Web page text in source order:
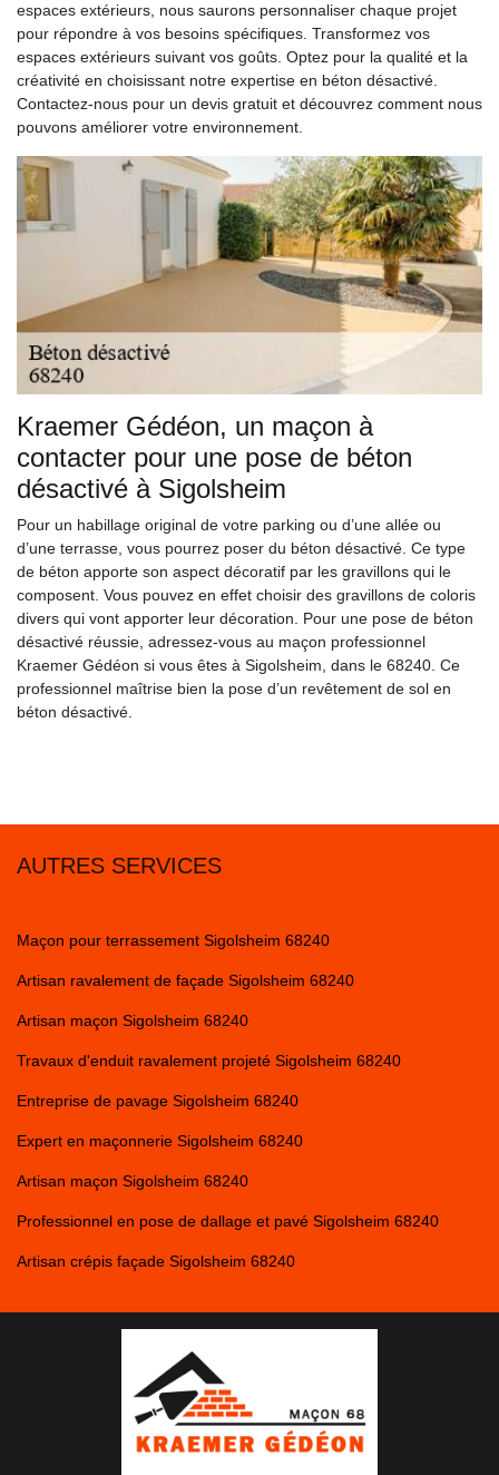
espaces extérieurs, nous saurons personnaliser chaque projet
pour répondre à vos besoins spécifiques. Transformez vos
espaces extérieurs suivant vos goûts. Optez pour la qualité et la
créativité en choisissant notre expertise en béton désactivé.
Contactez-nous pour un devis gratuit et découvrez comment nous
pouvons améliorer votre environnement.
Kraemer Gédéon, un maçon à
contacter pour une pose de béton
désactivé à Sigolsheim
Pour un habillage original de votre parking ou d’une allée ou
d’une terrasse, vous pourrez poser du béton désactivé. Ce type
de béton apporte son aspect décoratif par les gravillons qui le
composent. Vous pouvez en effet choisir des gravillons de coloris
divers qui vont apporter leur décoration. Pour une pose de béton
désactivé réussie, adressez-vous au maçon professionnel
Kraemer Gédéon si vous êtes à Sigolsheim, dans le 68240. Ce
professionnel maîtrise bien la pose d’un revêtement de sol en
béton désactivé.
AUTRES SERVICES
Maçon pour terrassement Sigolsheim 68240
Artisan ravalement de façade Sigolsheim 68240
Artisan maçon Sigolsheim 68240
Travaux d'enduit ravalement projeté Sigolsheim 68240
Entreprise de pavage Sigolsheim 68240
Expert en maçonnerie Sigolsheim 68240
Artisan maçon Sigolsheim 68240
Professionnel en pose de dallage et pavé Sigolsheim 68240
Artisan crépis façade Sigolsheim 68240